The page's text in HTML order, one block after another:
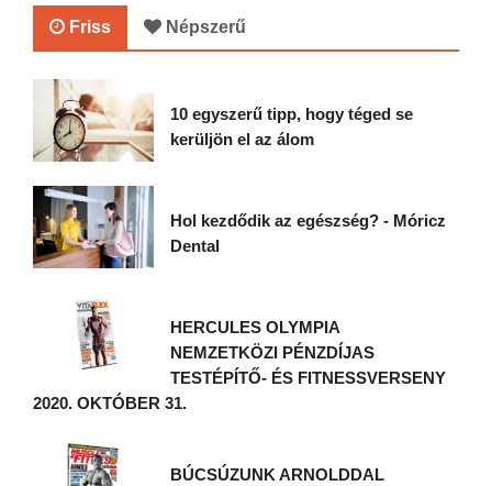
Friss Népszerű
10 egyszerű tipp, hogy téged se
kerüljön el az álom
Hol kezdődik az egészség? - Móricz
Dental
HERCULES OLYMPIA
NEMZETKÖZI PÉNZDÍJAS
TESTÉPÍTŐ- ÉS FITNESSVERSENY
2020. OKTÓBER 31.
BÚCSÚZUNK ARNOLDDAL